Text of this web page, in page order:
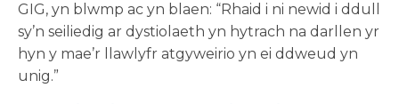
GIG, yn blwmp ac yn blaen: “Rhaid i ni newid i ddull
sy’n seiliedig ar dystiolaeth yn hytrach na darllen yr
hyn y mae’r llawlyfr atgyweirio yn ei ddweud yn
unig.”